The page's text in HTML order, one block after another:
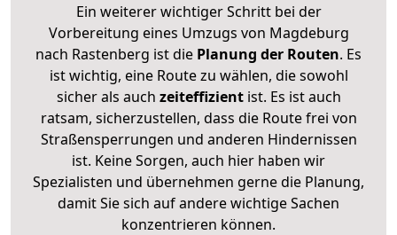
Ein weiterer wichtiger Schritt bei der
Vorbereitung eines Umzugs von Magdeburg
nach Rastenberg ist die Planung der Routen. Es
ist wichtig, eine Route zu wählen, die sowohl
sicher als auch zeiteffizientist. Es ist auch
ratsam, sicherzustellen, dass die Route frei von
Straßensperrungen und anderen Hindernissen
ist. Keine Sorgen, auch hier haben wir
Spezialisten und übernehmen gerne die Planung,
damit Sie sich auf andere wichtige Sachen
konzentrieren können.